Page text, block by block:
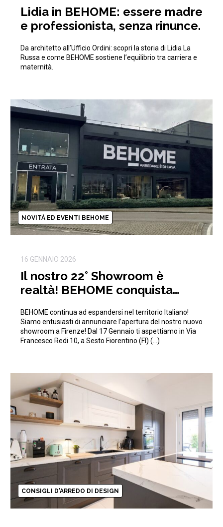
Lidia in BEHOME: essere madre
e professionista, senza rinunce.
Da architetto all’Ufficio Ordini: scopri la storia di Lidia La
Russa e come BEHOME sostiene l’equilibrio tra carriera e
maternità.
NOVITÀ ED EVENTI BEHOME
16 GENNAIO 2026
Il nostro 22° Showroom è
realtà! BEHOME conquista
BEHOME continua ad espandersi nel territorio Italiano!
Siamo entusiasti di annunciare l’apertura del nostro nuovo
showroom a Firenze! Dal 17 Gennaio ti aspettiamo in Via
Francesco Redi 10, a Sesto Fiorentino (FI) (…)
CONSIGLI D'ARREDO DI DESIGN